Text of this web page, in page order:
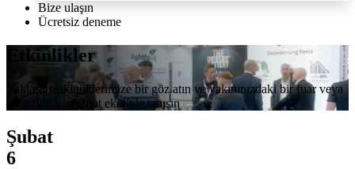
Bize ulaşın
Ücretsiz deneme
Etkinlikler
Yaklaşan etkinliklerimize bir göz atın ve yakınınızdaki bir fuar veya
gösteride Lightfoot ekibiyle tanışın
Şubat
6